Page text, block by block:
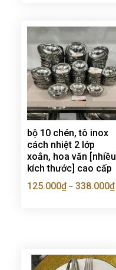
bộ 10 chén, tô inox
cách nhiệt 2 lớp
xoắn, hoa văn [nhiều
kích thước] cao cấp
125.000₫– 338.000₫